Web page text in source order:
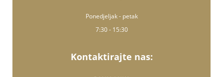
Ponedjeljak - petak
7:30 - 15:30
Kontaktirajte nas: